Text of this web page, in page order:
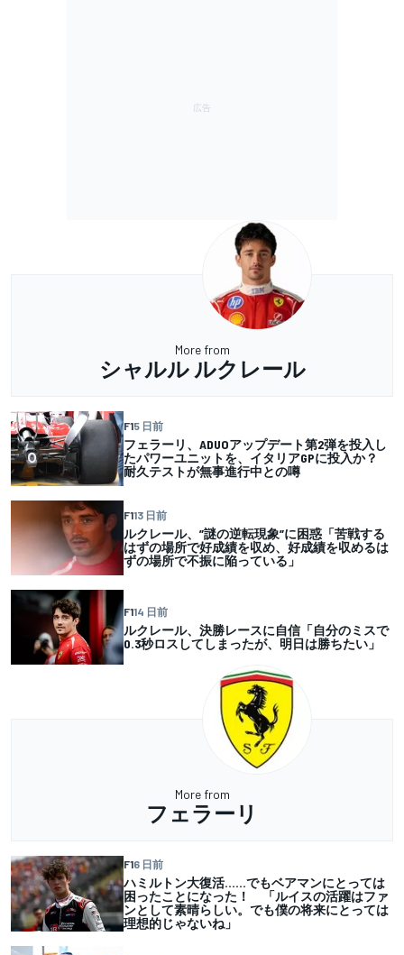
More from
シャルル ルクレール
F15 日前
フェラーリ、ADUOアップデート第2弾を投入し
たパワーユニットを、イタリアGPに投入か？
耐久テストが無事進行中との噂
F113 日前
ルクレール、”謎の逆転現象”に困惑「苦戦する
はずの場所で好成績を収め、好成績を収めるは
ずの場所で不振に陥っている」
F114 日前
ルクレール、決勝レースに自信「自分のミスで
0.3秒ロスしてしまったが、明日は勝ちたい」
More from
フェラーリ
F16 日前
ハミルトン大復活……でもベアマンにとっては
困ったことになった！ 「ルイスの活躍はファ
ンとして素晴らしい。でも僕の将来にとっては
理想的じゃないね」